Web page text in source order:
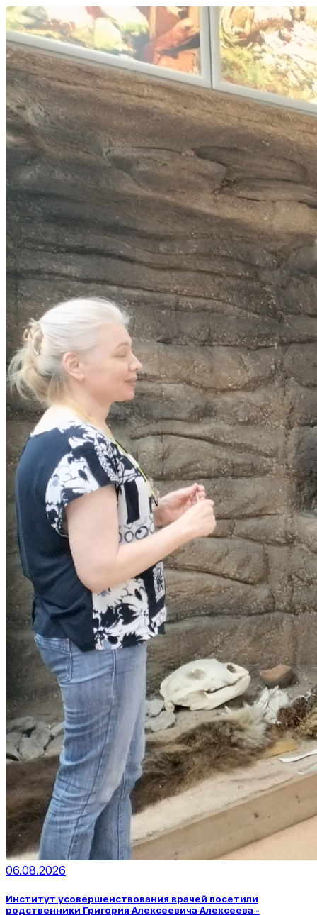
06.08.2026
Институт усовершенствования врачей посетили
родственники Григория Алексеевича Алексеева -